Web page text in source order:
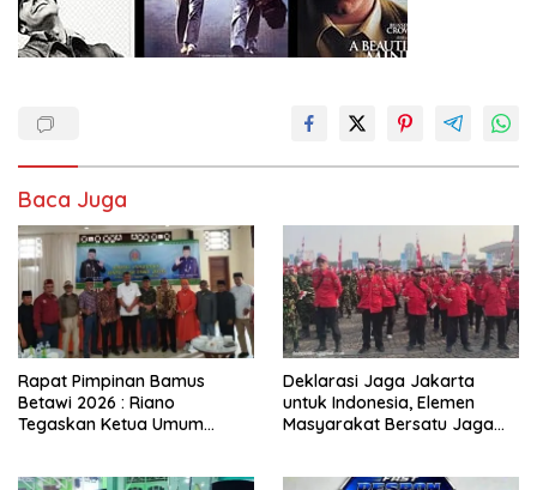
Baca Juga
Rapat Pimpinan Bamus
Betawi 2026 : Riano
Tegaskan Ketua Umum
Deklarasi Jaga Jakarta
untuk Indonesia, Elemen
Masyarakat Bersatu Jaga